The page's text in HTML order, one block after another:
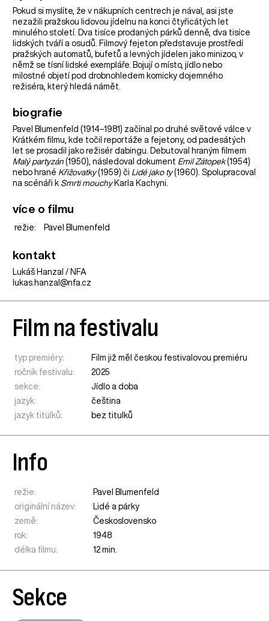
Pokud si myslíte, že v nákupních centrech je nával, asi jste
nezažili pražskou lidovou jídelnu na konci čtyřicátých let
minulého století. Dva tisíce prodaných párků denně, dva tisíce
lidských tváří a osudů. Filmový fejeton představuje prostředí
pražských automatů, bufetů a levných jídelen jako minizoo, v
němž se tísní lidské exempláře. Bojují o místo, jídlo nebo
milostné objetí pod drobnohledem komicky dojemného
režiséra, který hledá námět.
biografie
Pavel Blumenfeld (1914–1981) začínal po druhé světové válce v
Krátkém filmu, kde točil reportáže a fejetony, od padesátých
let se prosadil jako režisér dabingu. Debutoval hraným filmem
Malý partyzán (1950), následoval dokument Emil Zátopek(1954)
nebo hrané Křižovatky(1959) či Lidé jako ty(1960). Spolupracoval
na scénáři k Smrti mouchyKarla Kachyni.
více o filmu
režie: Pavel Blumenfeld
kontakt
Lukáš Hanzal / NFA
lukas.hanzal@nfa.cz
Film na festivalu
typ premiéry:
Film již měl českou festivalovou premiéru
ročník festivalu:
2025
sekce:
Jídlo a doba
jazyk:
čeština
jazyk titulků:
bez titulků
Info
režie:
Pavel Blumenfeld
originální název:
Lidé a párky
země:
Československo
rok:
1948
délka filmu:
12 min.
Sekce